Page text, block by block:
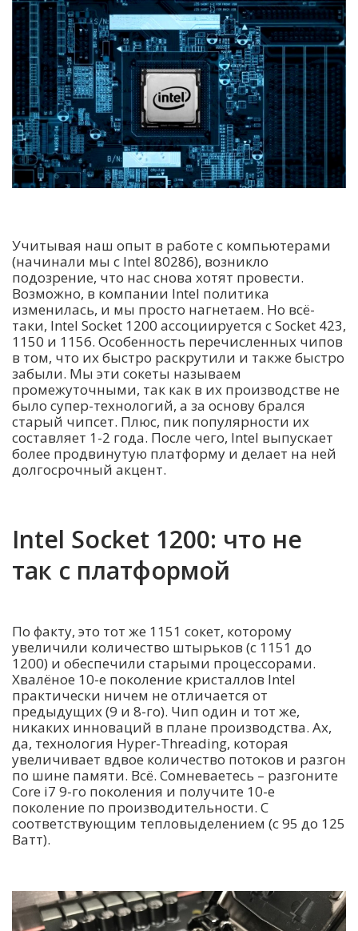
Учитывая наш опыт в работе с компьютерами
(начинали мы с Intel 80286), возникло
подозрение, что нас снова хотят провести.
Возможно, в компании Intel политика
изменилась, и мы просто нагнетаем. Но всё-
таки, Intel Socket 1200 ассоциируется с Socket 423,
1150 и 1156. Особенность перечисленных чипов
в том, что их быстро раскрутили и также быстро
забыли. Мы эти сокеты называем
промежуточными, так как в их производстве не
было супер-технологий, а за основу брался
старый чипсет. Плюс, пик популярности их
составляет 1-2 года. После чего, Intel выпускает
более продвинутую платформу и делает на ней
долгосрочный акцент.
Intel Socket 1200: что не
так с платформой
По факту, это тот же 1151 сокет, которому
увеличили количество штырьков (с 1151 до
1200) и обеспечили старыми процессорами.
Хвалёное 10-е поколение кристаллов Intel
практически ничем не отличается от
предыдущих (9 и 8-го). Чип один и тот же,
никаких инноваций в плане производства. Ах,
да, технология Hyper-Threading, которая
увеличивает вдвое количество потоков и разгон
по шине памяти. Всё. Сомневаетесь – разгоните
Core i7 9-го поколения и получите 10-е
поколение по производительности. С
соответствующим тепловыделением (с 95 до 125
Ватт).